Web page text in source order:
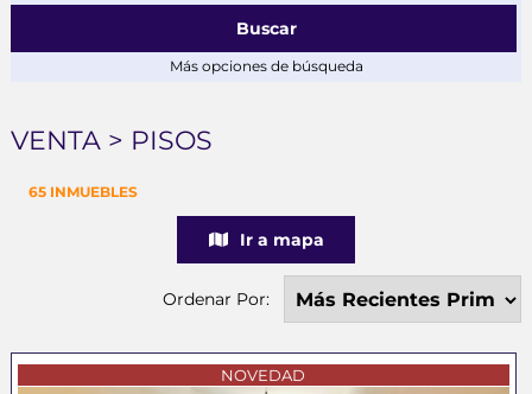
Buscar
Más opciones de búsqueda
VENTA > PISOS
65 INMUEBLES
Ir a mapa
Ordenar Por:
NOVEDAD